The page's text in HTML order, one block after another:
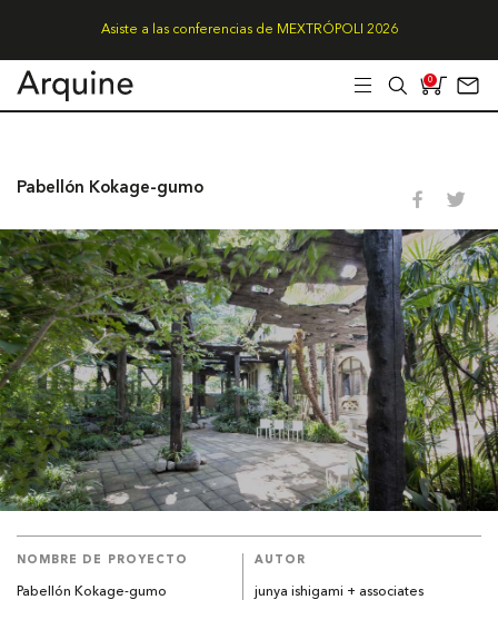
Asiste a las conferencias de MEXTRÓPOLI 2026
0
Pabellón Kokage-gumo
NOMBRE DE PROYECTO
Pabellón Kokage-gumo
AUTOR
junya ishigami + associates